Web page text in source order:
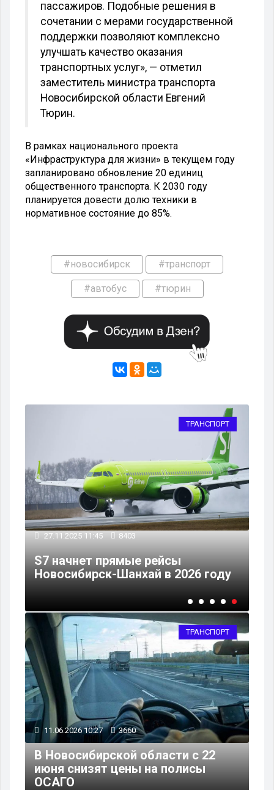
пассажиров. Подобные решения в
сочетании с мерами государственной
поддержки позволяют комплексно
улучшать качество оказания
транспортных услуг», — отметил
заместитель министра транспорта
Новосибирской области Евгений
Тюрин.
В рамках национального проекта
«Инфраструктура для жизни» в текущем году
запланировано обновление 20 единиц
общественного транспорта. К 2030 году
планируется довести долю техники в
нормативное состояние до 85%.
#новосибирск #транспорт
#автобус #тюрин
ТРАНСПОРТ
27.11.2025 11:45 8403
S7 начнет прямые рейсы
Новосибирск-Шанхай в 2026 году
ТРАНСПОРТ
11.06.2026 10:27 3660
В Новосибирской области с 22
июня снизят цены на полисы
ОСАГО